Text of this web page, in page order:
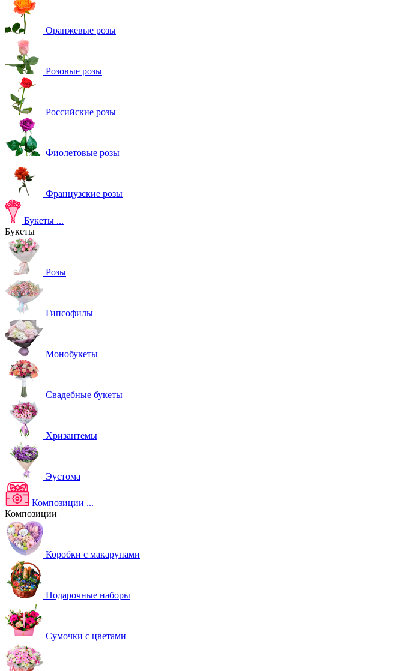
Оранжевые розы
Розовые розы
Российские розы
Фиолетовые розы
Французские розы
Букеты ...
Букеты
Розы
Гипсофилы
Монобукеты
Свадебные букеты
Хризантемы
Эустома
Композиции ...
Композиции
Коробки с макарунами
Подарочные наборы
Сумочки с цветами